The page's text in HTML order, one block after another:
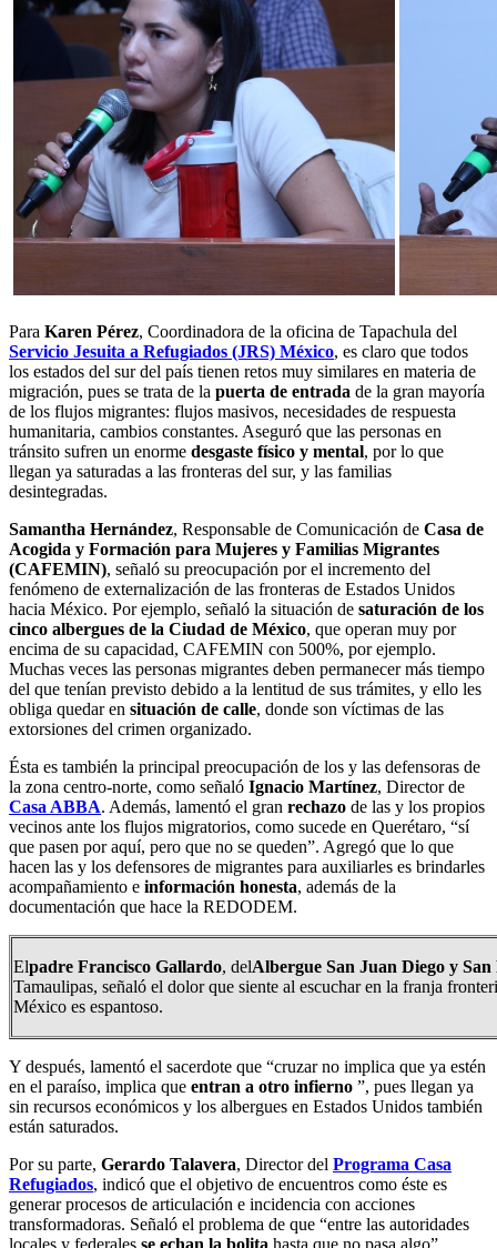
Para Karen Pérez, Coordinadora de la oficina de Tapachula del
Servicio Jesuita a Refugiados (JRS) México, es claro que todos
los estados del sur del país tienen retos muy similares en materia de
migración, pues se trata de la puerta de entrada de la gran mayoría
de los flujos migrantes: flujos masivos, necesidades de respuesta
humanitaria, cambios constantes. Aseguró que las personas en
tránsito sufren un enorme desgaste físico y mental, por lo que
llegan ya saturadas a las fronteras del sur, y las familias
desintegradas.
Samantha Hernández, Responsable de Comunicación de Casa de
Acogida y Formación para Mujeres y Familias Migrantes
(CAFEMIN), señaló su preocupación por el incremento del
fenómeno de externalización de las fronteras de Estados Unidos
hacia México. Por ejemplo, señaló la situación de saturación de los
cinco albergues de la Ciudad de México, que operan muy por
encima de su capacidad, CAFEMIN con 500%, por ejemplo.
Muchas veces las personas migrantes deben permanecer más tiempo
del que tenían previsto debido a la lentitud de sus trámites, y ello les
obliga quedar en situación de calle, donde son víctimas de las
extorsiones del crimen organizado.
Ésta es también la principal preocupación de los y las defensoras de
la zona centro-norte, como señaló Ignacio Martínez, Director de
Casa ABBA. Además, lamentó el gran rechazo de las y los propios
vecinos ante los flujos migratorios, como sucede en Querétaro, “sí
que pasen por aquí, pero que no se queden”. Agregó que lo que
hacen las y los defensores de migrantes para auxiliarles es brindarles
acompañamiento e información honesta, además de la
documentación que hace la REDODEM.
Elpadre Francisco Gallardo, delAlbergue San Juan Diego y San
Tamaulipas, señaló el dolor que siente al escuchar en la franja
México es espantoso.
Y después, lamentó el sacerdote que “cruzar no implica que ya estén
en el paraíso, implica que entran a otro infierno ”, pues llegan ya
sin recursos económicos y los albergues en Estados Unidos también
están saturados.
Por su parte, Gerardo Talavera, Director del Programa Casa
Refugiados, indicó que el objetivo de encuentros como éste es
generar procesos de articulación e incidencia con acciones
transformadoras. Señaló el problema de que “entre las autoridades
locales y federales se echan la bolita hasta que no pasa algo”.